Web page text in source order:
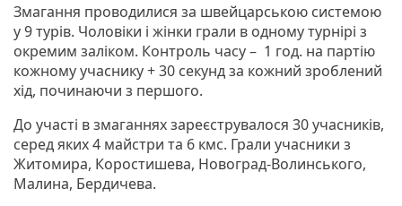
Змагання проводилися за швейцарською системою
у 9 турів. Чоловіки і жінки грали в одному турнірі з
окремим заліком. Контроль часу – 1 год. на партію
кожному учаснику + 30 секунд за кожний зроблений
хід, починаючи з першого.
До участі в змаганнях зареєструвалося 30 учасників,
серед яких 4 майстри та 6 кмс. Грали учасники з
Житомира, Коростишева, Новоград-Волинського,
Малина, Бердичева.